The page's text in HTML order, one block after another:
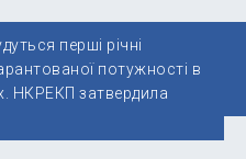
перші річні
потужності в
НКРЕКП затвердила